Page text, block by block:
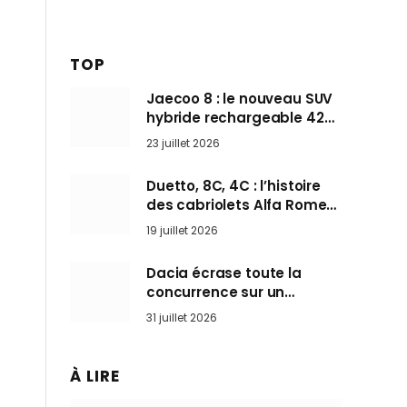
TOP
Jaecoo 8 : le nouveau SUV
hybride rechargeable 428
ch qui vise l’Audi Q7 arrive
en Europe cet automne
23 juillet 2026
Duetto, 8C, 4C : l’histoire
des cabriolets Alfa Romeo,
ces Spider qui ont défini
l’art de rouler cheveux au
vent
19 juillet 2026
Dacia écrase toute la
concurrence sur un
marché où personne ne
l’attendait
31 juillet 2026
À LIRE